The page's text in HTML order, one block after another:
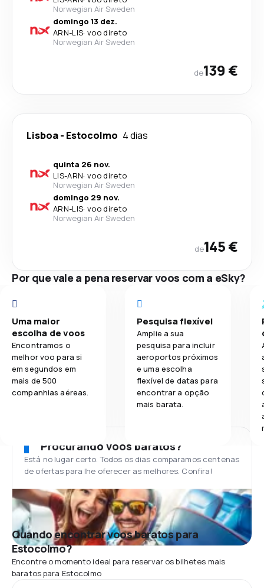
Norwegian Air Sweden
domingo 13 dez.
ARN-LIS· voo direto
Norwegian Air Sweden
de139 €
Lisboa- Estocolmo 4 dias
quinta 26 nov.
LIS-ARN· voo direto
Norwegian Air Sweden
domingo 29 nov.
ARN-LIS· voo direto
Norwegian Air Sweden
de145 €
Por que vale a pena reservar voos com a eSky?
Uma maior
escolha de voos
Encontramos o
melhor voo para si
em segundos em
mais de 500
companhias aéreas.
Pesquisa flexível
Amplie a sua
pesquisa para incluir
aeroportos próximos
e uma escolha
flexível de datas para
encontrar a opção
mais barata.
Procurando voos baratos?
Está no lugar certo. Todos os dias comparamos centenas
de ofertas para lhe oferecer as melhores. Confira!
Quando encontrar voos baratos para
Estocolmo?
Encontre o momento ideal para reservar os bilhetes mais
baratos para Estocolmo